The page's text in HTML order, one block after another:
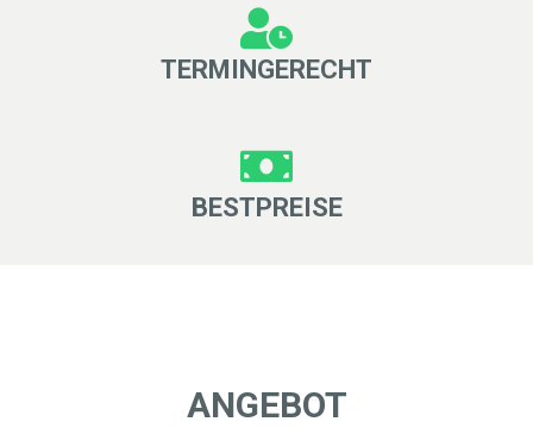
TERMINGERECHT
BESTPREISE
ANGEBOT